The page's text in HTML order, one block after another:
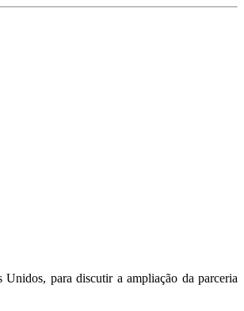
para discutir a ampliação da parceria